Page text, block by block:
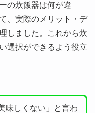
の炊飯器は何が違
、実際のメリット・デ
しました。これから炊
選択ができるよう役立
味しくない」と言わ